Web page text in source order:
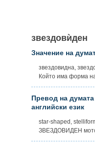
звездовѝден
Значение на
звездовидна,
Който има форма
Превод на думата
английски език
star-shaped,
ЗВЕЗДОВИДЕН